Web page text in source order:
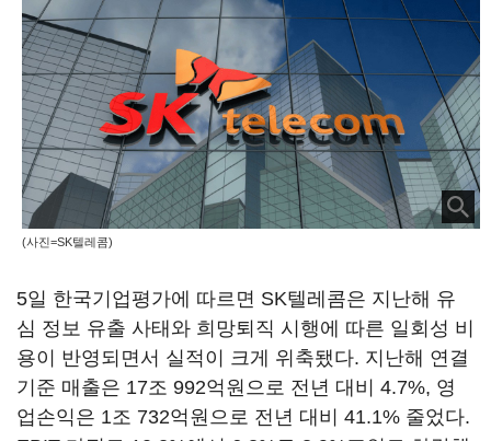
(사진=SK텔레콤)
5일 한국기업평가에 따르면 SK텔레콤은 지난해 유
심 정보 유출 사태와 희망퇴직 시행에 따른 일회성 비
용이 반영되면서 실적이 크게 위축됐다. 지난해 연결
기준 매출은 17조 992억원으로 전년 대비 4.7%, 영
업손익은 1조 732억원으로 전년 대비 41.1% 줄었다.